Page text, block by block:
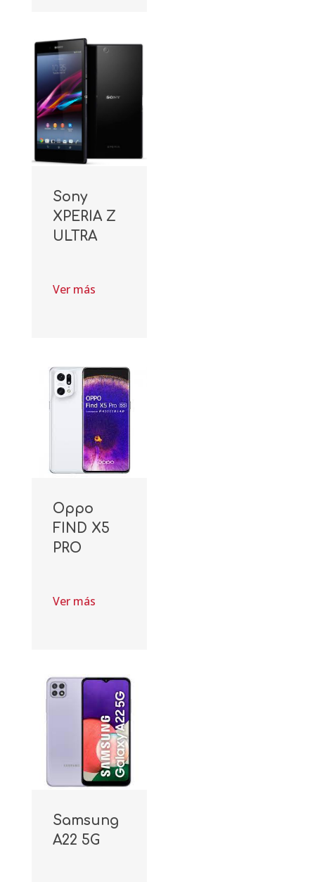
Sony
XPERIA Z
ULTRA
Ver más
Oppo
FIND X5
PRO
Ver más
Samsung
A22 5G